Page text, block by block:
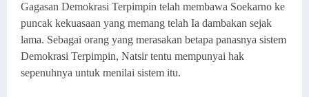
Gagasan Demokrasi Terpimpin telah membawa Soekarno ke
puncak kekuasaan yang memang telah Ia dambakan sejak
lama. Sebagai orang yang merasakan betapa panasnya sistem
Demokrasi Terpimpin, Natsir tentu mempunyai hak
sepenuhnya untuk menilai sistem itu.